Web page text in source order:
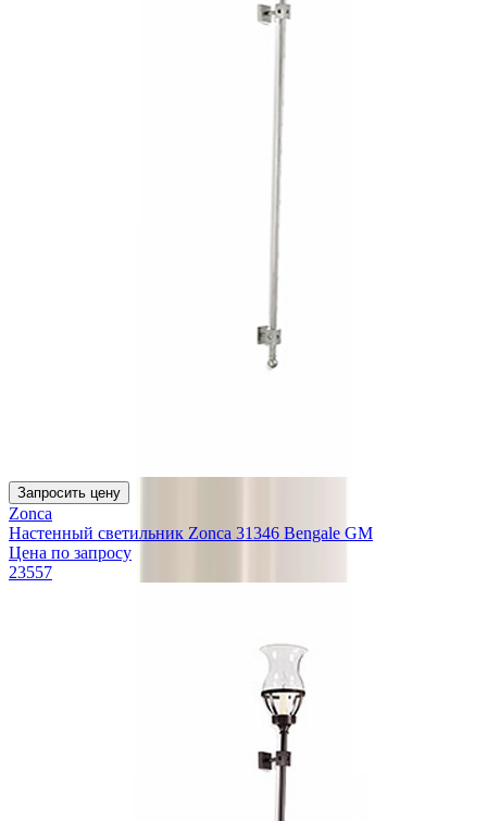
Запросить цену
Zonca
Настенный светильник Zonca 31346 Bengale GM
Цена по запросу
23557